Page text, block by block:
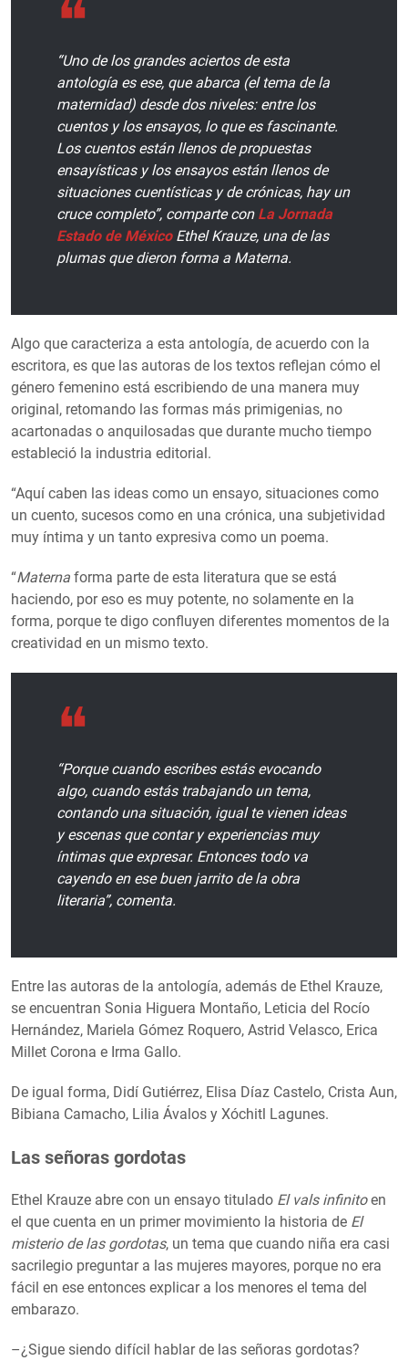
“Uno de los grandes aciertos de esta
antología es ese, que abarca (el tema de la
maternidad) desde dos niveles: entre los
cuentos y los ensayos, lo que es fascinante.
Los cuentos están llenos de propuestas
ensayísticas y los ensayos están llenos de
situaciones cuentísticas y de crónicas, hay un
cruce completo”, comparte con La Jornada
Estado de México Ethel Krauze, una de las
plumas que dieron forma a Materna.
Algo que caracteriza a esta antología, de acuerdo con la
escritora, es que las autoras de los textos reflejan cómo el
género femenino está escribiendo de una manera muy
original, retomando las formas más primigenias, no
acartonadas o anquilosadas que durante mucho tiempo
estableció la industria editorial.
“Aquí caben las ideas como un ensayo, situaciones como
un cuento, sucesos como en una crónica, una subjetividad
muy íntima y un tanto expresiva como un poema.
“Materna forma parte de esta literatura que se está
haciendo, por eso es muy potente, no solamente en la
forma, porque te digo confluyen diferentes momentos de la
creatividad en un mismo texto.
“Porque cuando escribes estás evocando
algo, cuando estás trabajando un tema,
contando una situación, igual te vienen ideas
y escenas que contar y experiencias muy
íntimas que expresar. Entonces todo va
cayendo en ese buen jarrito de la obra
literaria”, comenta.
Entre las autoras de la antología, además de Ethel Krauze,
se encuentran Sonia Higuera Montaño, Leticia del Rocío
Hernández, Mariela Gómez Roquero, Astrid Velasco, Erica
Millet Corona e Irma Gallo.
De igual forma, Didí Gutiérrez, Elisa Díaz Castelo, Crista Aun,
Bibiana Camacho, Lilia Ávalos y Xóchitl Lagunes.
Las señoras gordotas
Ethel Krauze abre con un ensayo titulado El vals infinitoen
el que cuenta en un primer movimiento la historia de El
misterio de las gordotas, un tema que cuando niña era casi
sacrilegio preguntar a las mujeres mayores, porque no era
fácil en ese entonces explicar a los menores el tema del
embarazo.
–¿Sigue siendo difícil hablar de las señoras gordotas?